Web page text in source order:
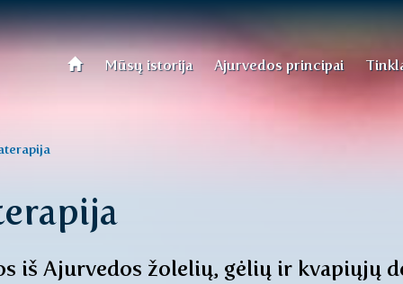
Mūsų istorija Ajurvedos principai
iš Ajurvedos žolelių, gėlių ir kvapiųjų